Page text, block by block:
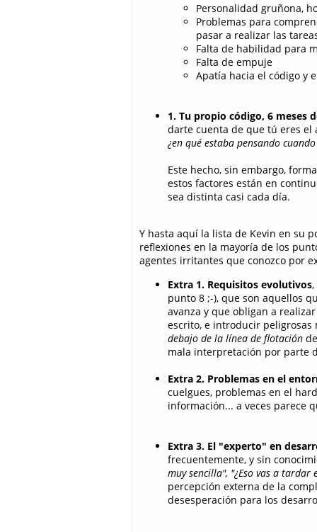
Personalidad gruñona,
Problemas para
pasar a realizar las
Falta de habilidad para
Falta de empuje
Apatía hacia el código y
1. Tu propio código, 6 meses
darte cuenta de que tú eres el
¿en qué estaba pensando
Este hecho, sin embargo,
estos factores están en
sea distinta casi cada día.
Y hasta aquí la lista de Kevin en su
reflexiones en la mayoría de los
agentes irritantes que conozco por
Extra 1. Requisitos evolutivos
punto 8 ;-), que son aquellos
avanza y que obligan a
escrito, e introducir peligrosas
debajo de la línea de flotación
mala interpretación por parte
Extra 2. Problemas en el
cuelgues, problemas en el
información... a veces parece
Extra 3. El "experto" en
frecuentemente, y sin
muy sencilla", "¿Eso vas a
percepción externa de la
desesperación para los